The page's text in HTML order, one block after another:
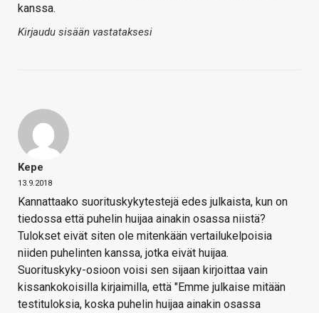
kanssa.
Kirjaudu sisään vastataksesi
Kepe
13.9.2018
Kannattaako suorituskykytestejä edes julkaista, kun on
tiedossa että puhelin huijaa ainakin osassa niistä?
Tulokset eivät siten ole mitenkään vertailukelpoisia
niiden puhelinten kanssa, jotka eivät huijaa.
Suorituskyky-osioon voisi sen sijaan kirjoittaa vain
kissankokoisilla kirjaimilla, että "Emme julkaise mitään
testituloksia, koska puhelin huijaa ainakin osassa